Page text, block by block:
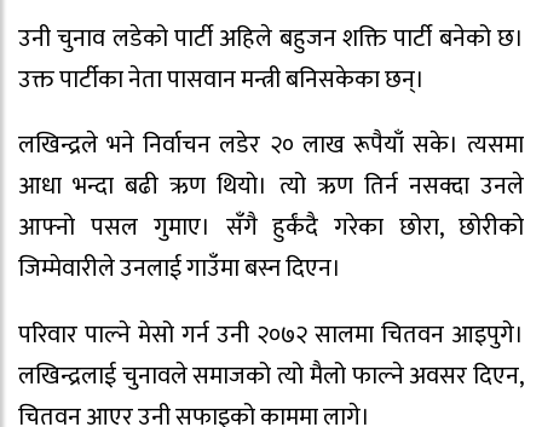
उनी चुनाव लडेको पार्टी अहिले बहुजन शक्ति पार्टी बनेको छ।
उक्त पार्टीका नेता पासवान मन्त्री बनिसकेका छन्।
लखिन्द्रले भने निर्वाचन लडेर २० लाख रूपैयाँ सके। त्यसमा
आधा भन्दा बढी ऋण थियो। त्यो ऋण तिर्न नसक्दा उनले
आफ्नो पसल गुमाए। सँगै हुर्कंदै गरेका छोरा, छोरीको
जिम्मेवारीले उनलाई गाउँमा बस्न दिएन।
परिवार पाल्ने मेसो गर्न उनी २०७२ सालमा चितवन आइपुगे।
लखिन्द्रलाई चुनावले समाजको त्यो मैलो फाल्ने अवसर दिएन,
चितवन आएर उनी सफाइको काममा लागे।